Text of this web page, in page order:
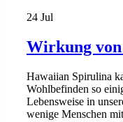
24 Jul
Wirkung
Hawaiian Spirulina
Wohlbefinden so
Lebensweise in
wenige Menschen